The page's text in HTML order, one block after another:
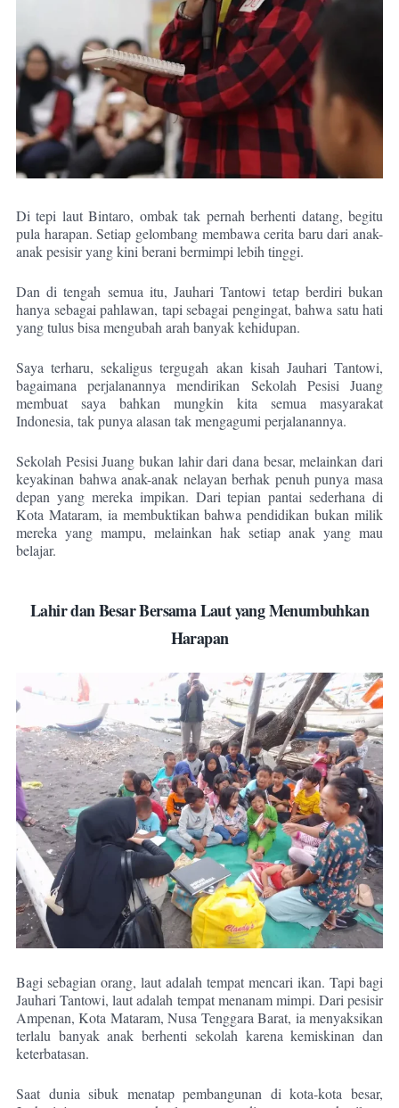
Di tepi laut Bintaro, ombak tak pernah berhenti datang, begitu
pula harapan. Setiap gelombang membawa cerita baru dari anak-
anak pesisir yang kini berani bermimpi lebih tinggi.
Dan di tengah semua itu, Jauhari Tantowi tetap berdiri bukan
hanya sebagai pahlawan, tapi sebagai pengingat, bahwa satu hati
yang tulus bisa mengubah arah banyak kehidupan.
Saya terharu, sekaligus tergugah akan kisah Jauhari Tantowi,
bagaimana perjalanannya mendirikan Sekolah Pesisi Juang
membuat saya bahkan mungkin kita semua masyarakat
Indonesia, tak punya alasan tak mengagumi perjalanannya.
Sekolah Pesisi Juang bukan lahir dari dana besar, melainkan dari
keyakinan bahwa anak-anak nelayan berhak penuh punya masa
depan yang mereka impikan. Dari tepian pantai sederhana di
Kota Mataram, ia membuktikan bahwa pendidikan bukan milik
mereka yang mampu, melainkan hak setiap anak yang mau
belajar.
Lahir dan Besar Bersama Laut yang Menumbuhkan
Harapan
Bagi sebagian orang, laut adalah tempat mencari ikan. Tapi bagi
Jauhari Tantowi, laut adalah tempat menanam mimpi. Dari pesisir
Ampenan, Kota Mataram, Nusa Tenggara Barat, ia menyaksikan
terlalu banyak anak berhenti sekolah karena kemiskinan dan
keterbatasan.
Saat dunia sibuk menatap pembangunan di kota-kota besar,